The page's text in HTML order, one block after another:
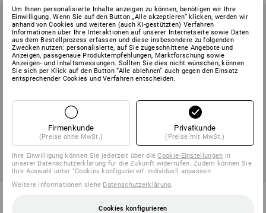
Louis low
Um Ihnen personalisierte Inhalte anzeigen zu können, benötigen wir Ihre
Einwilligung. Wenn Sie auf den Button „Alle akzeptieren“ klicken, werden wir
anhand von Cookies und weiteren (auch KI-gestützten) Verfahren
Informationen über Ihre Interaktionen auf unserer Internetseite sowie Daten
aus dem Bestellprozess erfassen und diese insbesondere zu folgenden
Zwecken nutzen: personalisierte, auf Sie zugeschnittene Angebote und
Anzeigen, passgenaue Produktempfehlungen, Marktforschung sowie
Anzeigen- und Inhaltsmessungen. Sollten Sie dies nicht wünschen, können
Sie sich per Klick auf den Button “Alle ablehnen” auch gegen den Einsatz
entsprechender Cookies und Verfahren entscheiden.
Firmenkunde
(Preise ohne MwSt.)
Privatkunde
(Preise mit MwSt.)
Ihre Einwilligung können Sie jederzeit über dieCookie-Einstellungen in
unserer Datenschutzerklärung für die Zukunft widerrufen. Zudem können Sie
Ihre Auswahl unter "Cookies konfigurieren" individuell anpassen
Weitere Informationen siehe Datenschutzerklärung.
Cookies konfigurieren